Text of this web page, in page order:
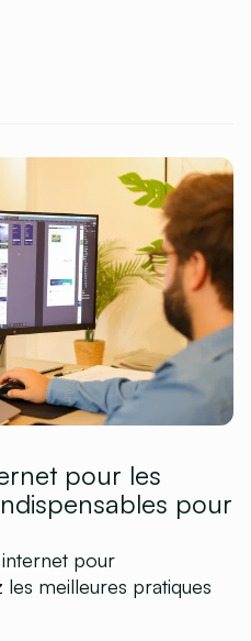
pour les
pour
internet pour
meilleures pratiques